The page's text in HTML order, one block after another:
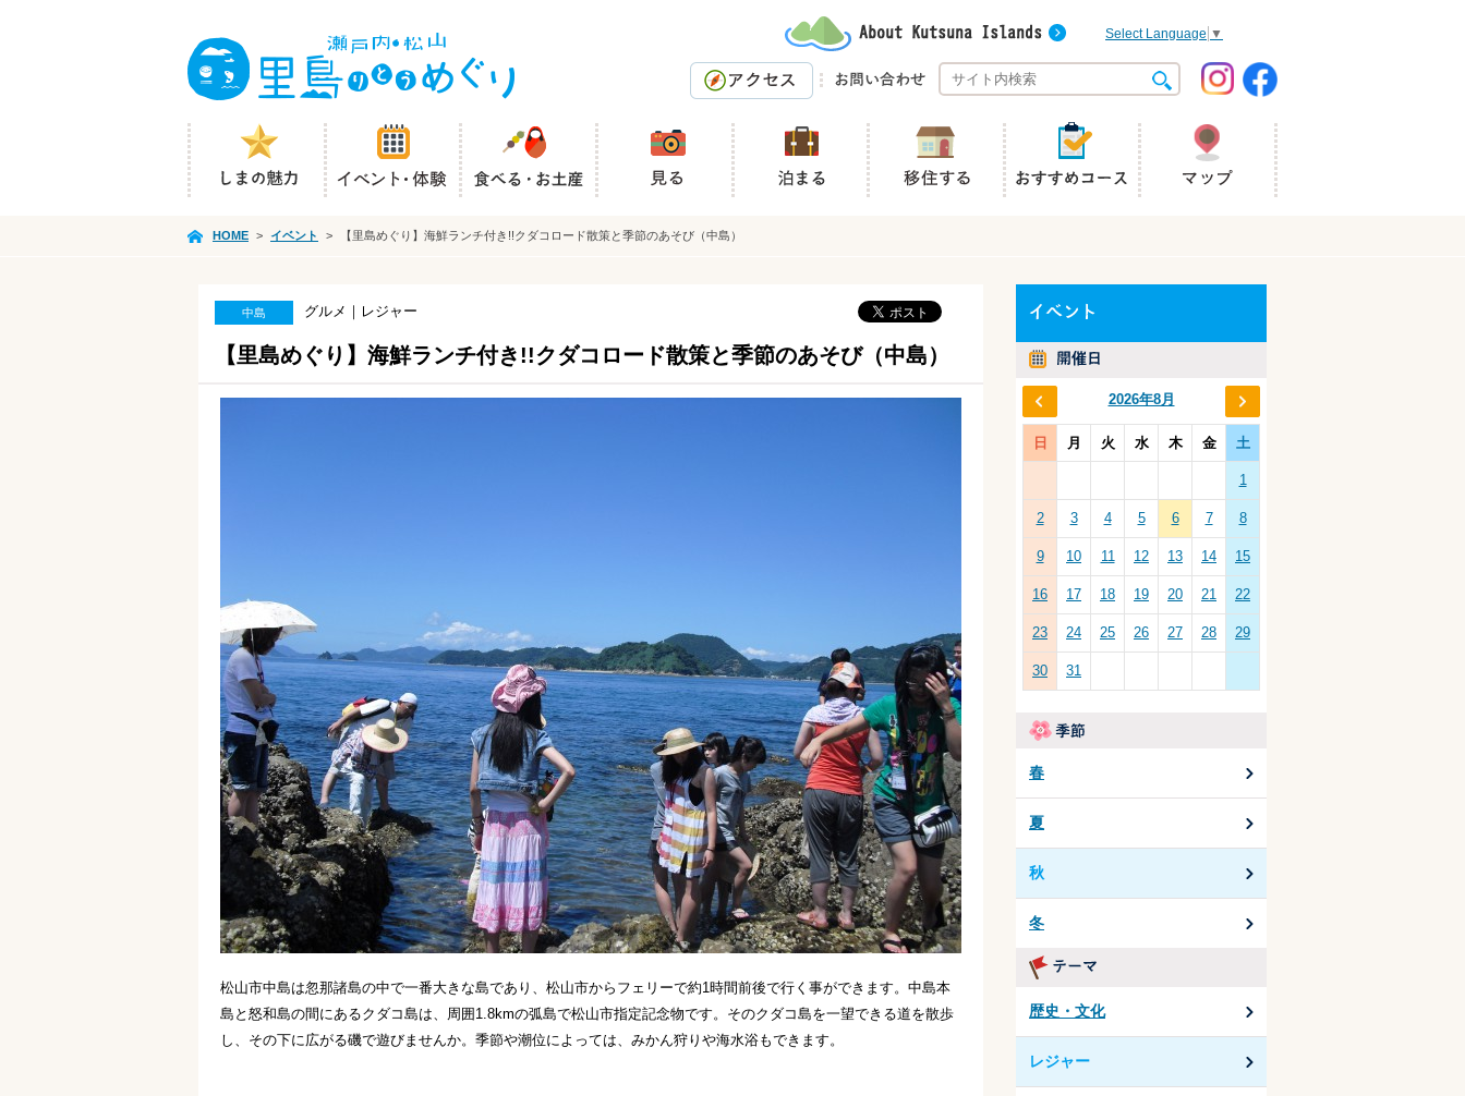
Select Language ▼
HOME > イベント > 【里島めぐり】海鮮ランチ付き!!クダコロード散策と季節のあそび（中島）
中島 グルメ｜レジャー
【里島めぐり】海鮮ランチ付き!!クダコロード散策と季節のあそび（中島）
松山市中島は忽那諸島の中で一番大きな島であり、松山市からフェリーで約1時間前後で行く事ができます。中島本
島と怒和島の間にあるクダコ島は、周囲1.8kmの弧島で松山市指定記念物です。そのクダコ島を一望できる道を散歩
し、その下に広がる磯で遊びませんか。季節や潮位によっては、みかん狩りや海水浴もできます。
2026年8月
日 月 火 水 木 金 土
1
2 3 4 5 6 7 8
9 10 11 12 13 14 15
16 17 18 19 20 21 22
23 24 25 26 27 28 29
30 31
春
夏
秋
冬
歴史・文化
レジャー